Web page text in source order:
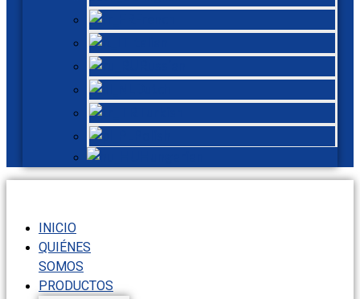
INICIO
QUIÉNES
SOMOS
PRODUCTOS